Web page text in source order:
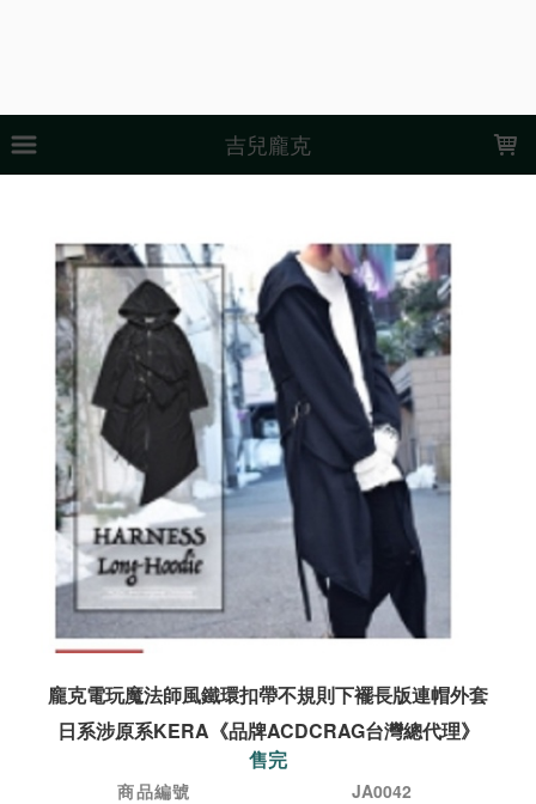
吉兒龐克
龐克電玩魔法師風鐵環扣帶不規則下襬長版連帽外套
日系涉原系KERA《品牌ACDCRAG台灣總代理》
售完
商品編號
JA0042